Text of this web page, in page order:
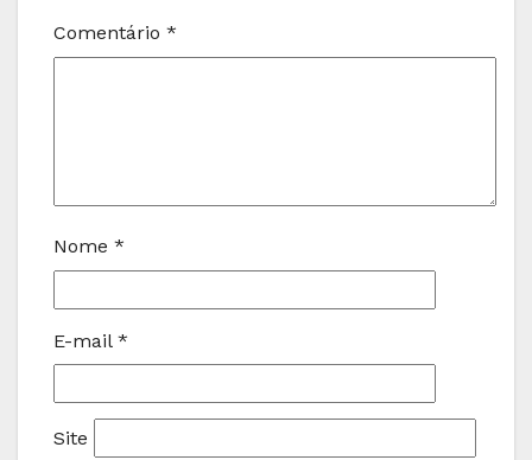
Comentário *
Nome *
E-mail *
Site